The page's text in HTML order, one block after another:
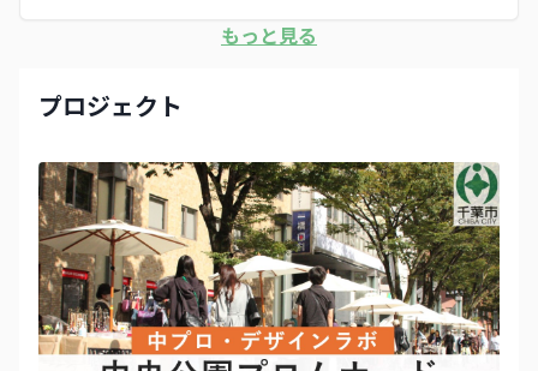
もっと見る
プロジェクト